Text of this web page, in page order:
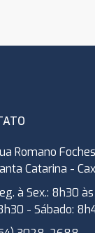
Romano
Catarina -
à Sex.: 8h30
- Sábado: